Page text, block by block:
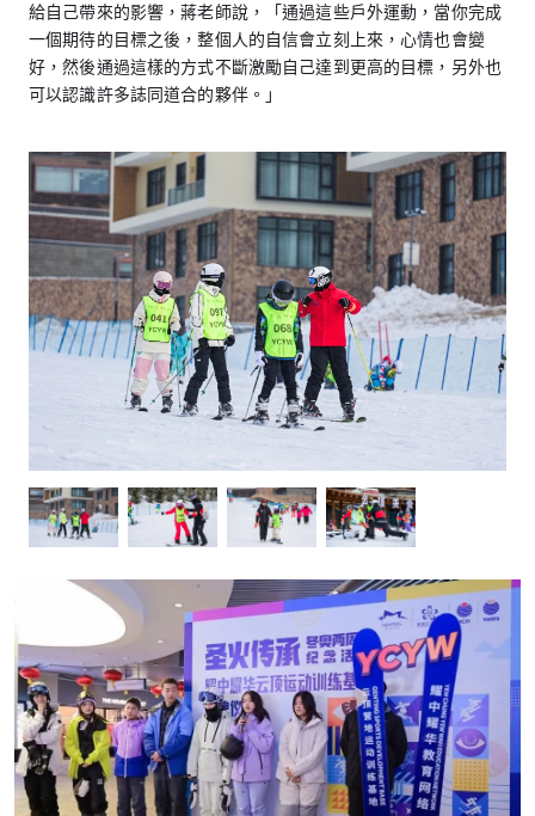
給自己帶來的影響，蔣老師說，「通過這些戶外運動，當你完成
一個期待的目標之後，整個人的自信會立刻上來，心情也會變
好，然後通過這樣的方式不斷激勵自己達到更高的目標，另外也
可以認識許多誌同道合的夥伴。」